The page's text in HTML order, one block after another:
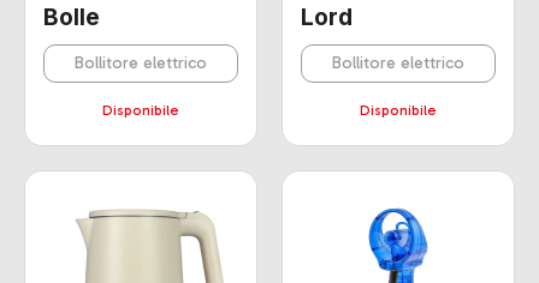
Bolle
Bollitore elettrico
Disponibile
Lord
Bollitore elettrico
Disponibile